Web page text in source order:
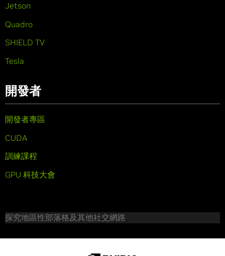
Jetson
Quadro
SHIELD TV
Tesla
開發者
開發者專區
CUDA
訓練課程
GPU 科技大會
探究地區性部落格及其他社交網路